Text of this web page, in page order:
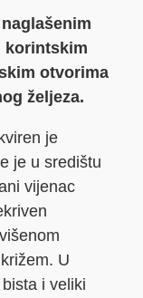
korintskim
otvorima
željeza.
je
je u središtu
vijenac
U
i veliki